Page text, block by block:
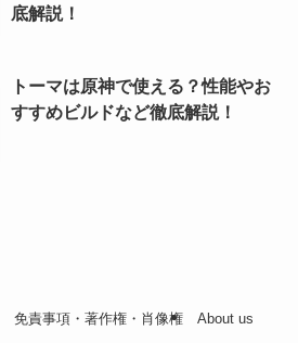
底解説！
トーマは原神で使える？性能やお
すすめビルドなど徹底解説！
免責事項・著作権・肖像権 About us